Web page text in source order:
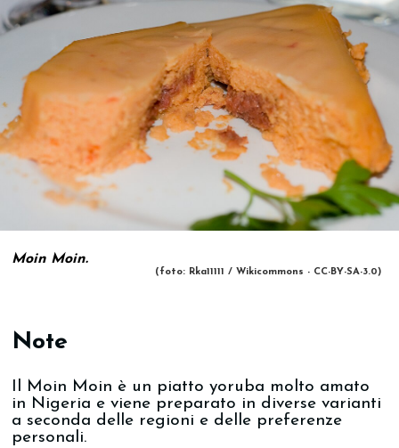
Moin Moin.
(foto: Rka11111 / Wikicommons - CC-BY-SA-3.0)
Note
Il Moin Moin è un piatto yoruba molto amato
in Nigeria e viene preparato in diverse varianti
a seconda delle regioni e delle preferenze
personali.